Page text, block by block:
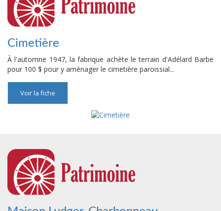
Cimetière
À l'automne 1947, la fabrique achète le terrain d'Adélard Barbe
pour 100 $ pour y aménager le cimetière paroissial...
Voir la fiche